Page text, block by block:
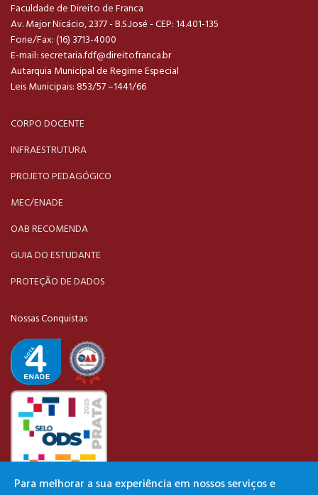
Faculdade de Direito de Franca
Av. Major Nicácio, 2377 - B.S.José - CEP: 14.401-135
Fone/Fax: (16) 3713-4000
E-mail: secretaria.fdf@direitofranca.br
Autarquia Municipal de Regime Especial
Leis Municipais: 853/57 –1441/66
CORPO DOCENTE
INFRAESTRUTURA
PROJETO PEDAGÓGICO
MEC/ENADE
OAB RECOMENDA
GUIA DO ESTUDANTE
PROTEÇÃO DE DADOS
Nossas Conquistas
Para melhorar a sua experiência em nossos serviços e